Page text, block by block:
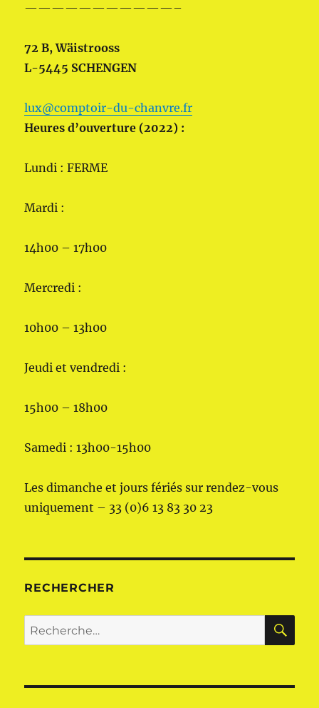
———————————–
72 B, Wäistrooss
L-5445 SCHENGEN
lux@comptoir-du-chanvre.fr
Heures d’ouverture (2022) :
Lundi : FERME
Mardi :
14h00 – 17h00
Mercredi :
10h00 – 13h00
Jeudi et vendredi :
15h00 – 18h00
Samedi : 13h00-15h00
Les dimanche et jours fériés sur rendez-vous
uniquement – 33 (0)6 13 83 30 23
RECHERCHER
Recherche
pour :